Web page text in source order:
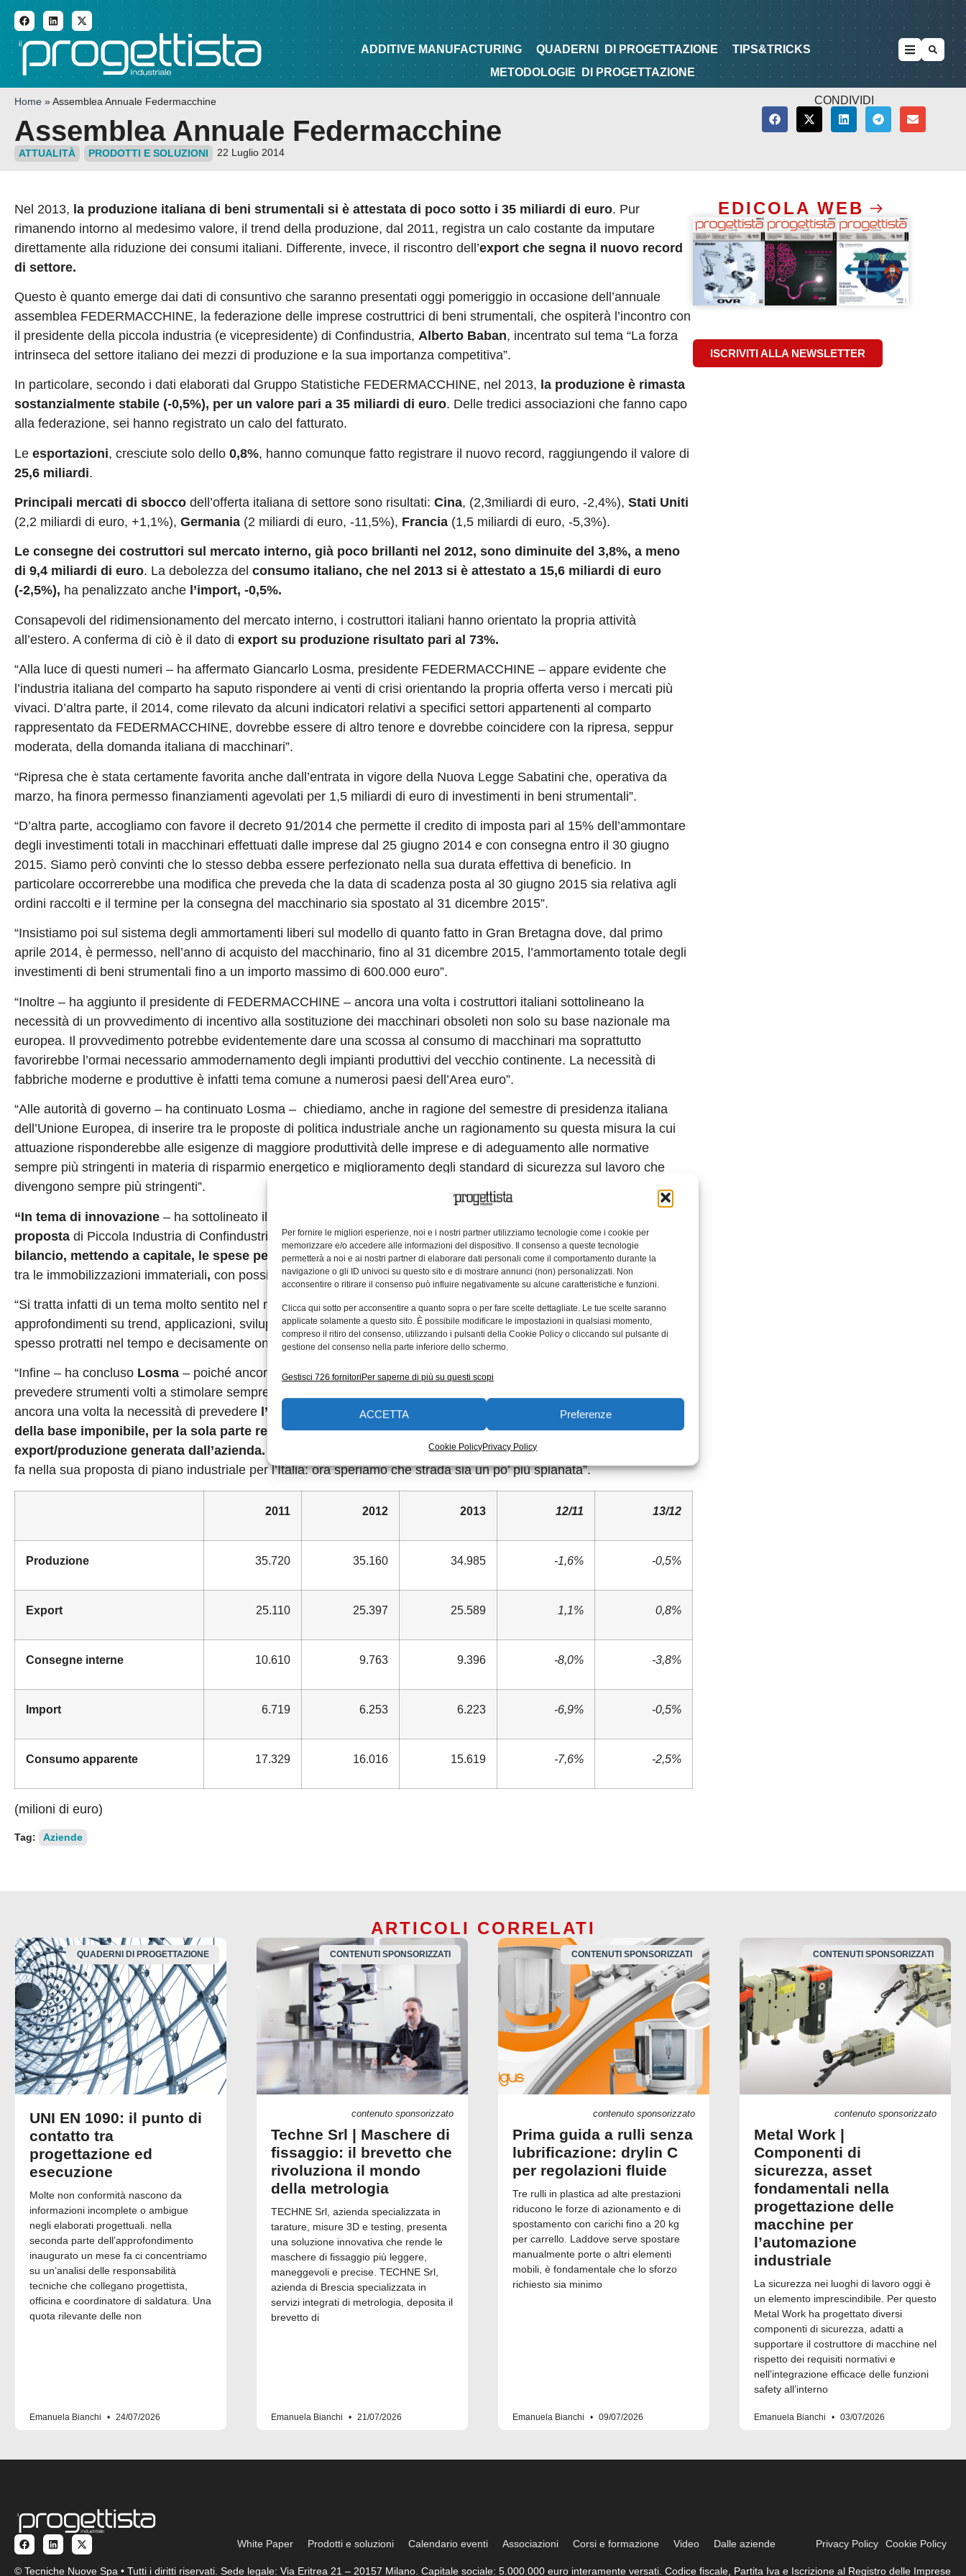
Per fornire le migliori esperienze, noi e i nostri partner utilizziamo tecnologie come i cookie per
memorizzare e/o accedere alle informazioni del dispositivo. Il consenso a queste tecnologie
permetterà a noi e ai nostri partner di elaborare dati personali come il comportamento durante la
navigazione o gli ID univoci su questo sito e di mostrare annunci (non) personalizzati. Non
acconsentire o ritirare il consenso può influire negativamente su alcune caratteristiche e funzioni.
Clicca qui sotto per acconsentire a quanto sopra o per fare scelte dettagliate. Le tue scelte saranno
applicate solamente a questo sito. È possibile modificare le impostazioni in qualsiasi momento,
compreso il ritiro del consenso, utilizzando i pulsanti della Cookie Policy o cliccando sul pulsante di
gestione del consenso nella parte inferiore dello schermo.
Gestisci 726 fornitoriPer saperne di più su questi scopi
ACCETTA Preferenze
Cookie PolicyPrivacy Policy
ADDITIVE MANUFACTURING QUADERNI DI PROGETTAZIONE TIPS&TRICKS METODOLOGIE DI PROGETTAZIONE
ADDITIVE MANUFACTURING QUADERNI DI PROGETTAZIONE
TIPS&TRICKS
METODOLOGIE
DI PROGETTAZIONE
Home » Assemblea Annuale Federmacchine
Assemblea Annuale Federmacchine
ATTUALITÀ PRODOTTI E SOLUZIONI 22 Luglio 2014
CONDIVIDI
Nel 2013, la produzione italiana di beni strumentali si è attestata di poco sotto i 35 miliardi di euro. Pur
rimanendo intorno al medesimo valore, il trend della produzione, dal 2011, registra un calo costante da imputare
direttamente alla riduzione dei consumi italiani. Differente, invece, il riscontro dell’export che segna il nuovo record
di settore.
Questo è quanto emerge dai dati di consuntivo che saranno presentati oggi pomeriggio in occasione dell’annuale
assemblea FEDERMACCHINE, la federazione delle imprese costruttrici di beni strumentali, che ospiterà l’incontro con
il presidente della piccola industria (e vicepresidente) di Confindustria, Alberto Baban, incentrato sul tema “La forza
intrinseca del settore italiano dei mezzi di produzione e la sua importanza competitiva”.
In particolare, secondo i dati elaborati dal Gruppo Statistiche FEDERMACCHINE, nel 2013, la produzione è rimasta
sostanzialmente stabile (-0,5%), per un valore pari a 35 miliardi di euro. Delle tredici associazioni che fanno capo
alla federazione, sei hanno registrato un calo del fatturato.
Le esportazioni, cresciute solo dello 0,8%, hanno comunque fatto registrare il nuovo record, raggiungendo il valore di
25,6 miliardi.
Principali mercati di sbocco dell’offerta italiana di settore sono risultati: Cina, (2,3miliardi di euro, -2,4%), Stati Uniti
(2,2 miliardi di euro, +1,1%), Germania (2 miliardi di euro, -11,5%), Francia (1,5 miliardi di euro, -5,3%).
Le consegne dei costruttori sul mercato interno, già poco brillanti nel 2012, sono diminuite del 3,8%, a meno
di 9,4 miliardi di euro. La debolezza del consumo italiano, che nel 2013 si è attestato a 15,6 miliardi di euro
(-2,5%), ha penalizzato anche l’import, -0,5%.
Consapevoli del ridimensionamento del mercato interno, i costruttori italiani hanno orientato la propria attività
all’estero. A conferma di ciò è il dato di export su produzione risultato pari al 73%.
“Alla luce di questi numeri – ha affermato Giancarlo Losma, presidente FEDERMACCHINE – appare evidente che
l’industria italiana del comparto ha saputo rispondere ai venti di crisi orientando la propria offerta verso i mercati più
vivaci. D’altra parte, il 2014, come rilevato da alcuni indicatori relativi a specifici settori appartenenti al comparto
rappresentato da FEDERMACCHINE, dovrebbe essere di altro tenore e dovrebbe coincidere con la ripresa, seppur
moderata, della domanda italiana di macchinari”.
“Ripresa che è stata certamente favorita anche dall’entrata in vigore della Nuova Legge Sabatini che, operativa da
marzo, ha finora permesso finanziamenti agevolati per 1,5 miliardi di euro di investimenti in beni strumentali”.
“D’altra parte, accogliamo con favore il decreto 91/2014 che permette il credito di imposta pari al 15% dell’ammontare
degli investimenti totali in macchinari effettuati dalle imprese dal 25 giugno 2014 e con consegna entro il 30 giugno
2015. Siamo però convinti che lo stesso debba essere perfezionato nella sua durata effettiva di beneficio. In
particolare occorrerebbe una modifica che preveda che la data di scadenza posta al 30 giugno 2015 sia relativa agli
ordini raccolti e il termine per la consegna del macchinario sia spostato al 31 dicembre 2015”.
“Insistiamo poi sul sistema degli ammortamenti liberi sul modello di quanto fatto in Gran Bretagna dove, dal primo
aprile 2014, è permesso, nell’anno di acquisto del macchinario, fino al 31 dicembre 2015, l’ammortamento totale degli
investimenti di beni strumentali fino a un importo massimo di 600.000 euro”.
“Inoltre – ha aggiunto il presidente di FEDERMACCHINE – ancora una volta i costruttori italiani sottolineano la
necessità di un provvedimento di incentivo alla sostituzione dei macchinari obsoleti non solo su base nazionale ma
europea. Il provvedimento potrebbe evidentemente dare una scossa al consumo di macchinari ma soprattutto
favorirebbe l’ormai necessario ammodernamento degli impianti produttivi del vecchio continente. La necessità di
fabbriche moderne e produttive è infatti tema comune a numerosi paesi dell’Area euro”.
“Alle autorità di governo – ha continuato Losma – chiediamo, anche in ragione del semestre di presidenza italiana
dell’Unione Europea, di inserire tra le proposte di politica industriale anche un ragionamento su questa misura la cui
attuazione risponderebbe alle esigenze di maggiore produttività delle imprese e di adeguamento alle normative
sempre più stringenti in materia di risparmio energetico e miglioramento degli standard di sicurezza sul lavoro che
divengono sempre più stringenti”.
“In tema di innovazione – ha sottolineato il presidente di FEDERMACCHINE –
proposta di Piccola Industria di Confindustria di sviluppare un intervento capace di incentivare le PMI a iscrivere a
bilancio, mettendo a capitale, le spese per la ricerca di base (oltre a quelle per la ricerca applicata), iscrivendole
tra le immobilizzazioni immateriali, con possibilità di ammortamento fino al 100% delle spese sostenute nell’esercizio”.
“Si tratta infatti di un tema molto sentito nel nostro settore ove la ricerca di base si concretizza in studi, analisi,
approfondimenti su trend, applicazioni, sviluppi relativi al nostro settore e ai settori utilizzatori del bene strumentale,
spesso protratti nel tempo e decisamente onerosi”.
“Infine – ha concluso Losma – poiché ancora una volta è il mercato estero a sostenere le nostre aziende, occorre
prevedere strumenti volti a stimolare sempre di più le imprese a internazionalizzarsi. A questo proposito sottolineiamo
ancora una volta la necessità di prevedere l’introduzione dell’abbattimento dell’IRAP attraverso una riduzione
della base imponibile, per la sola parte relativa al costo del lavoro, per una quota pari al rapporto
export/produzione generata dall’azienda.
La misura è stata tra l’altro citata dal viceministro Calenda qualche giorno
fa nella sua proposta di piano industriale per l’Italia: ora speriamo che strada sia un po’ più spianata”.
2011 2012 2013 12/11 13/12
Produzione 35.720 35.160 34.985 -1,6% -0,5%
Export 25.110 25.397 25.589 1,1% 0,8%
Consegne interne 10.610 9.763 9.396 -8,0% -3,8%
Import 6.719 6.253 6.223 -6,9% -0,5%
Consumo apparente 17.329 16.016 15.619 -7,6% -2,5%
(milioni di euro)
Tag: Aziende
EDICOLA WEB
ISCRIVITI ALLA NEWSLETTER
ARTICOLI CORRELATI
QUADERNI DI PROGETTAZIONE
UNI EN 1090: il punto di
contatto tra
progettazione ed
esecuzione
Molte non conformità nascono da
informazioni incomplete o ambigue
negli elaborati progettuali. nella
seconda parte dell’approfondimento
inaugurato un mese fa ci concentriamo
su un’analisi delle responsabilità
tecniche che collegano progettista,
officina e coordinatore di saldatura. Una
quota rilevante delle non
Emanuela Bianchi 24/07/2026
CONTENUTI SPONSORIZZATI
contenuto sponsorizzato
Techne Srl | Maschere di
fissaggio: il brevetto che
rivoluziona il mondo
della metrologia
TECHNE Srl, azienda specializzata in
tarature, misure 3D e testing, presenta
una soluzione innovativa che rende le
maschere di fissaggio più leggere,
maneggevoli e precise. TECHNE Srl,
azienda di Brescia specializzata in
servizi integrati di metrologia, deposita il
brevetto di
Emanuela Bianchi 21/07/2026
CONTENUTI SPONSORIZZATI
contenuto sponsorizzato
Prima guida a rulli senza
lubrificazione: drylin C
per regolazioni fluide
Tre rulli in plastica ad alte prestazioni
riducono le forze di azionamento e di
spostamento con carichi fino a 20 kg
per carrello. Laddove serve spostare
manualmente porte o altri elementi
mobili, è fondamentale che lo sforzo
richiesto sia minimo
Emanuela Bianchi 09/07/2026
CONTENUTI SPONSORIZZATI
contenuto sponsorizzato
Metal Work |
Componenti di
sicurezza, asset
fondamentali nella
progettazione delle
macchine per
l’automazione
industriale
La sicurezza nei luoghi di lavoro oggi è
un elemento imprescindibile. Per questo
Metal Work ha progettato diversi
componenti di sicurezza, adatti a
supportare il costruttore di macchine nel
rispetto dei requisiti normativi e
nell’integrazione efficace delle funzioni
safety all’interno
Emanuela Bianchi 03/07/2026
White Paper Prodotti e soluzioni Calendario eventi Associazioni Corsi e formazione Video Dalle aziende Privacy Policy Cookie Policy
© Tecniche Nuove Spa • Tutti i diritti riservati. Sede legale: Via Eritrea 21 – 20157 Milano. Capitale sociale: 5.000.000 euro interamente versati. Codice fiscale, Partita Iva e Iscrizione al Registro delle Imprese